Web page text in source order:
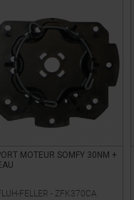
MOTEUR SOMFY 30NM +
FELLER - ZFK370CA